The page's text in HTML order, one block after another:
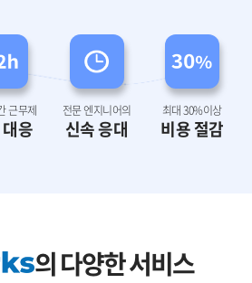
근무제
응
전문 엔지니어의
신속 응대
최대 30%이상
비용 절감
의 다양한 서비스